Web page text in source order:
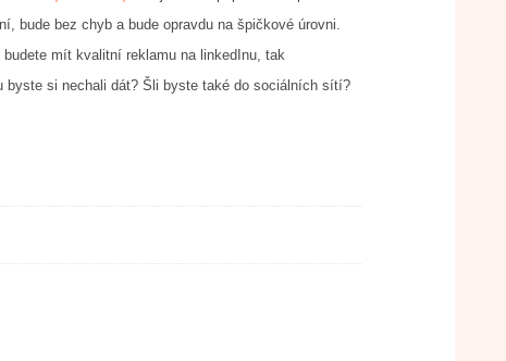
bude bez chyb a bude opravdu na špičkové úrovni.
mít kvalitní reklamu na linkedInu, tak
byste si nechali dát? Šli byste také do sociálních sítí?